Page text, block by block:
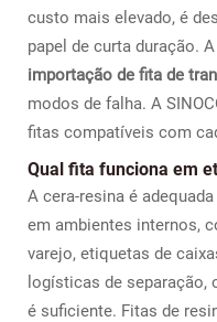
custo mais elevado, é
papel de curta duração.
importação de fita de
modos de falha. A
fitas compatíveis com
Qual fita funciona em
A cera-resina é
em ambientes internos,
varejo, etiquetas de
logísticas de separação,
é suficiente. Fitas de